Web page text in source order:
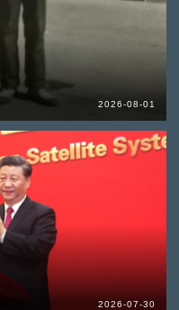
2026-08-01
2026-07-30